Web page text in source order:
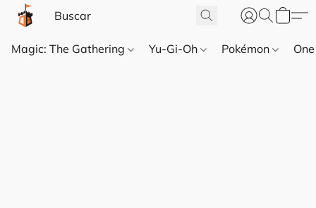
Magic: The Gathering Yu-Gi-Oh Pokémon